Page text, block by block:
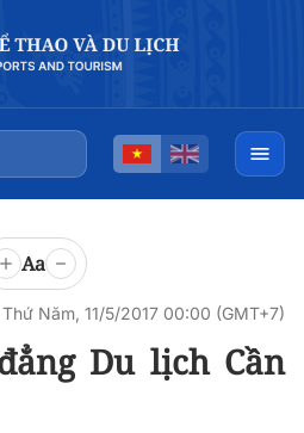
Aa
Thứ Năm, 11/5/2017 00:00 (GMT+7)
Du lịch Cần